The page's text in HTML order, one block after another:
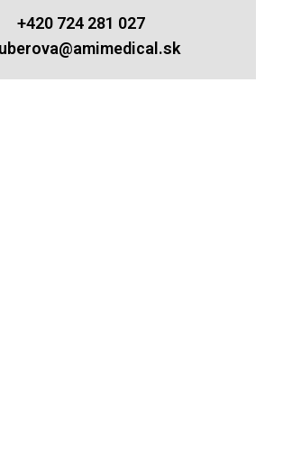
+420 724 281 027